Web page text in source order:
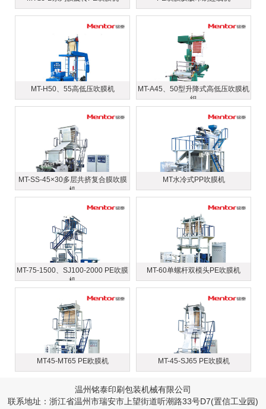
MT-H50、55高低压吹膜机
MT-A45、50型升降式高低压吹膜机
组
MT-SS-45×30多层共挤复合膜吹膜
机
MT水冷式PP吹膜机
MT-75-1500、SJ100-2000 PE吹膜
机
MT-60单螺杆双模头PE吹膜机
MT45-MT65 PE欧膜机 MT-45-SJ65 PE吹膜机
温州铭泰印刷包装机械有限公司
联系地址：浙江省温州市瑞安市上望街道听潮路33号D7(置信工业园)